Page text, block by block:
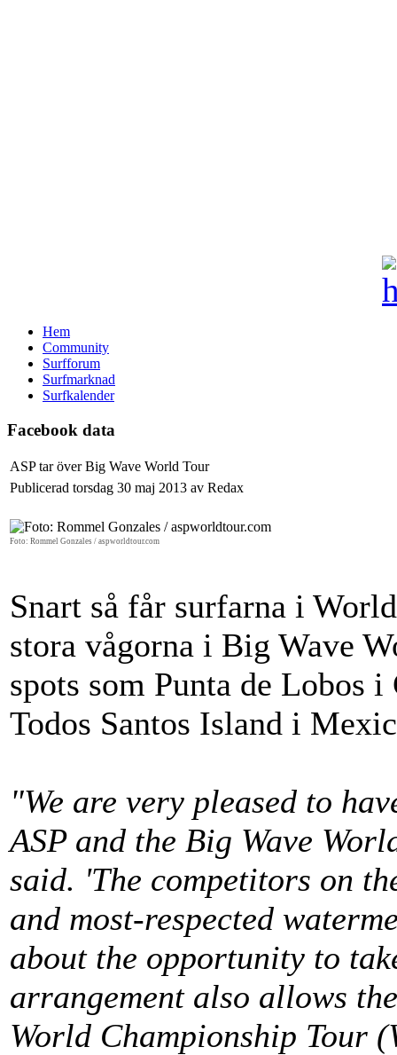
Hem
Community
Surfforum
Surfmarknad
Surfkalender
Facebook data
ASP tar över Big Wave World Tour
Publicerad torsdag 30 maj 2013 av Redax
Foto: Rommel Gonzales / aspworldtour.com
Snart så får surfarna i
stora vågorna i Big Wave
spots som Punta de
Todos Santos Island i
"We are very pleased to
ASP and the Big Wave
said. 'The competitors on
and most-respected
about the opportunity to
arrangement also allows
World Championship Tour